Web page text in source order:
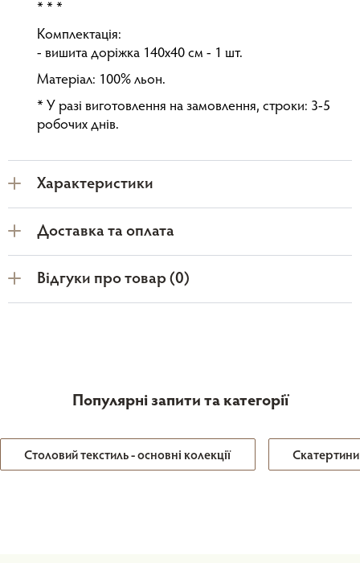
* * *
Комплектація:
- вишита доріжка 140x40 см - 1 шт.
Матеріал: 100% льон.
* У разі виготовлення на замовлення, строки: 3-5
робочих днів.
Характеристики
Доставка та оплата
Відгуки про товар (0)
Популярні запити та категорії
Столовий текстиль - основні колекції